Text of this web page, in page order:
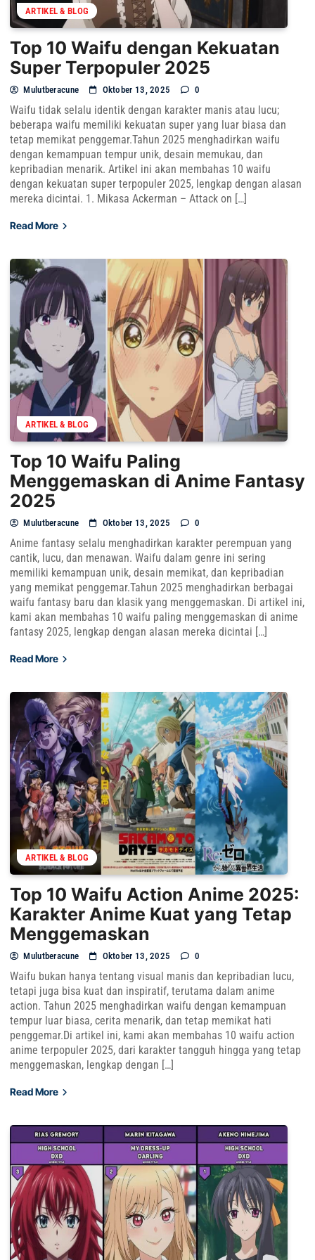
ARTIKEL & BLOG
Top 10 Waifu dengan Kekuatan
Super Terpopuler 2025
Mulutberacune Oktober 13, 2025 0
Waifu tidak selalu identik dengan karakter manis atau lucu;
beberapa waifu memiliki kekuatan super yang luar biasa dan
tetap memikat penggemar.Tahun 2025 menghadirkan waifu
dengan kemampuan tempur unik, desain memukau, dan
kepribadian menarik. Artikel ini akan membahas 10 waifu
dengan kekuatan super terpopuler 2025, lengkap dengan alasan
mereka dicintai. 1. Mikasa Ackerman – Attack on […]
Read More
ARTIKEL & BLOG
Top 10 Waifu Paling
Menggemaskan di Anime Fantasy
2025
Mulutberacune Oktober 13, 2025 0
Anime fantasy selalu menghadirkan karakter perempuan yang
cantik, lucu, dan menawan. Waifu dalam genre ini sering
memiliki kemampuan unik, desain memikat, dan kepribadian
yang memikat penggemar.Tahun 2025 menghadirkan berbagai
waifu fantasy baru dan klasik yang menggemaskan. Di artikel ini,
kami akan membahas 10 waifu paling menggemaskan di anime
fantasy 2025, lengkap dengan alasan mereka dicintai […]
Read More
ARTIKEL & BLOG
Top 10 Waifu Action Anime 2025:
Karakter Anime Kuat yang Tetap
Menggemaskan
Mulutberacune Oktober 13, 2025 0
Waifu bukan hanya tentang visual manis dan kepribadian lucu,
tetapi juga bisa kuat dan inspiratif, terutama dalam anime
action. Tahun 2025 menghadirkan waifu dengan kemampuan
tempur luar biasa, cerita menarik, dan tetap memikat hati
penggemar.Di artikel ini, kami akan membahas 10 waifu action
anime terpopuler 2025, dari karakter tangguh hingga yang tetap
menggemaskan, lengkap dengan […]
Read More